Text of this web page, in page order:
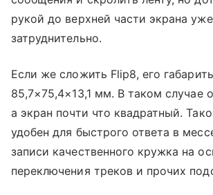
рукой до верхней части экрана
затруднительно.
Если же сложить Flip8, его
85,7×75,4×13,1 мм. В таком случае
а экран почти что квадратный.
удобен для быстрого ответа в
записи качественного кружка на
переключения треков и прочих